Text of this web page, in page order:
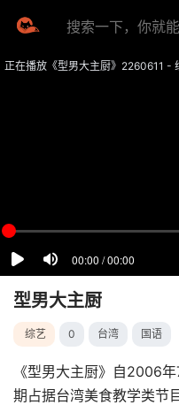
正在播放《型男大主厨》2260611 -
型男大主厨
综艺 0 台湾 国语
《型男大主厨》自2006
期占据台湾美食教学类节